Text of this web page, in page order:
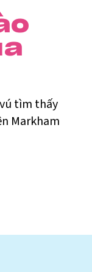
tìm thấy
Markham